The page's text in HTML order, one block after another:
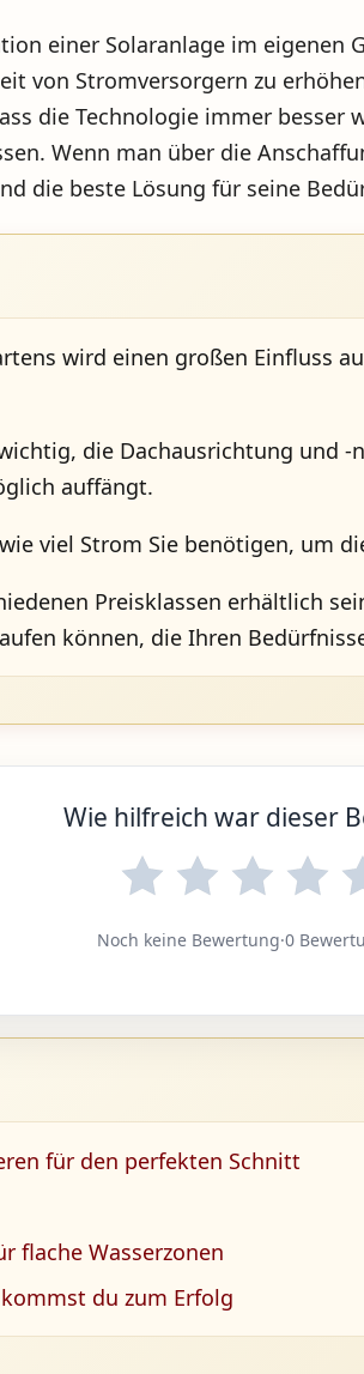
einer Solaranlage im
von Stromversorgern zu
die Technologie immer
Wenn man über die
die beste Lösung für seine
wird einen großen Einfluss
die Dachausrichtung und
auffängt.
viel Strom Sie benötigen, um
Preisklassen erhältlich
können, die Ihren
Wie hilfreich war dieser
Noch keine Bewertung·0
für den perfekten Schnitt
flache Wasserzonen
du zum Erfolg